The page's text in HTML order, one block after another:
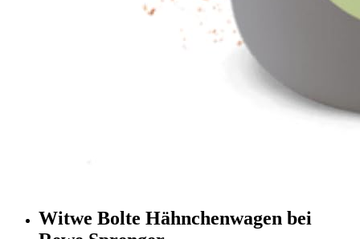
Witwe Bolte Hähnchenwagen bei